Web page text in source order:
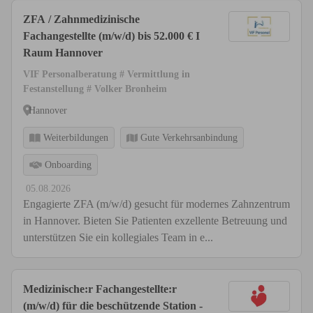
ZFA / Zahnmedizinische
Fachangestellte (m/w/d) bis 52.000 € I
Raum Hannover
VIF Personalberatung # Vermittlung in
Festanstellung # Volker Bronheim
Hannover
Weiterbildungen Gute Verkehrsanbindung
Onboarding
05.08.2026
Engagierte ZFA (m/w/d) gesucht für modernes Zahnzentrum
in Hannover. Bieten Sie Patienten exzellente Betreuung und
unterstützen Sie ein kollegiales Team in e...
Medizinische:r Fachangestellte:r
(m/w/d) für die beschützende Station -